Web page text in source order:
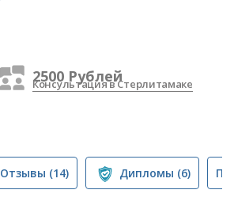
2500 Рублей
Консультация в Стерлитамаке
Отзывы (14) Дипломы (6)